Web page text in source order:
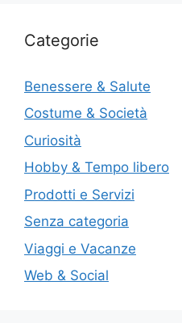
Categorie
Benessere & Salute
Costume & Società
Curiosità
Hobby & Tempo libero
Prodotti e Servizi
Senza categoria
Viaggi e Vacanze
Web & Social